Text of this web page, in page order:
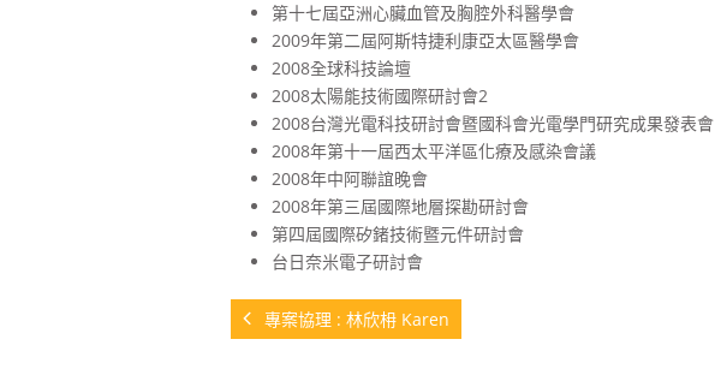
第十七屆亞洲心臟血管及胸腔外科醫學會
2009年第二屆阿斯特捷利康亞太區醫學會
2008全球科技論壇
2008太陽能技術國際研討會2
2008台灣光電科技研討會暨國科會光電學門研究成果發表會
2008年第十一屆西太平洋區化療及感染會議
2008年中阿聯誼晚會
2008年第三屆國際地層探勘研討會
第四屆國際矽鍺技術暨元件研討會
台日奈米電子研討會
專案協理 : 林欣枏 Karen